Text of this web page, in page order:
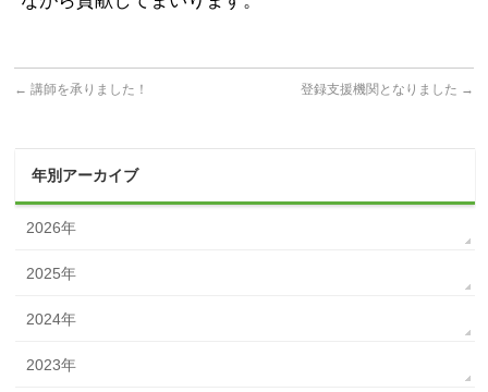
← 講師を承りました！ 登録支援機関となりました →
年別アーカイブ
2026年
2025年
2024年
2023年